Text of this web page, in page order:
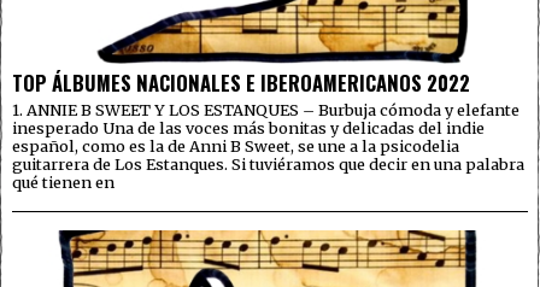
TOP ÁLBUMES NACIONALES E IBEROAMERICANOS 2022
1. ANNIE B SWEET Y LOS ESTANQUES – Burbuja cómoda y elefante
inesperado Una de las voces más bonitas y delicadas del indie
español, como es la de Anni B Sweet, se une a la psicodelia
guitarrera de Los Estanques. Si tuviéramos que decir en una palabra
qué tienen en